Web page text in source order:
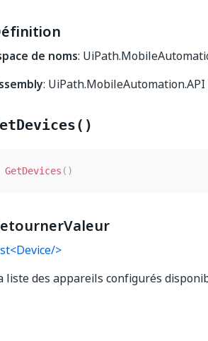
de noms:
:
GetDevices ( )
<Device/>
liste des appareils configurés